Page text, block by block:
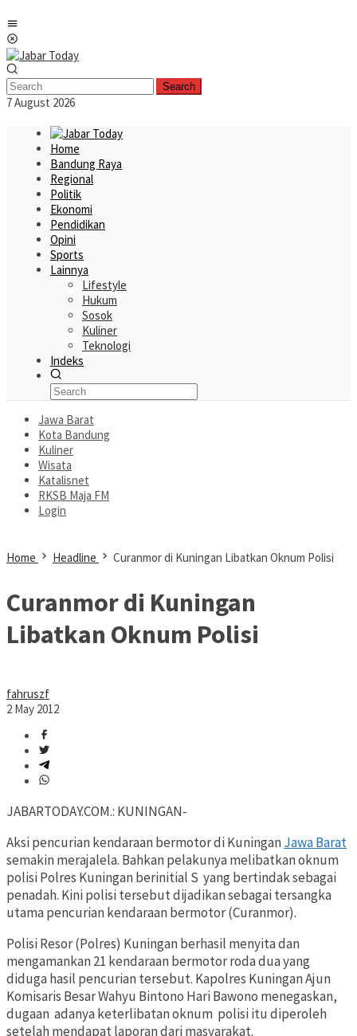
to
content
Search
7 August 2026
Home
Bandung Raya
Regional
Politik
Ekonomi
Pendidikan
Opini
Sports
Lainnya
Lifestyle
Hukum
Sosok
Kuliner
Teknologi
Indeks
Jawa Barat
Kota Bandung
Kuliner
Wisata
Katalisnet
RKSB Maja FM
Login
Home Headline Curanmor di Kuningan Libatkan Oknum Polisi
Curanmor di Kuningan
Libatkan Oknum Polisi
fahruszf
2 May 2012
JABARTODAY.COM.: KUNINGAN-
Aksi pencurian kendaraan bermotor di KuninganJawa Barat
semakin merajalela. Bahkan pelakunya melibatkan oknum
polisi Polres Kuningan berinitial S yang bertindak sebagai
penadah. Kini polisi tersebut dijadikan sebagai tersangka
utama pencurian kendaraan bermotor (Curanmor).
Polisi Resor (Polres) Kuningan berhasil menyita dan
mengamankan 21 kendaraan bermotor roda dua yang
diduga hasil pencurian tersebut. Kapolres Kuningan Ajun
Komisaris Besar Wahyu Bintono Hari Bawono menegaskan,
dugaan adanya keterlibatan oknum polisi itu diperoleh
setelah mendapat laporan dari masyarakat.